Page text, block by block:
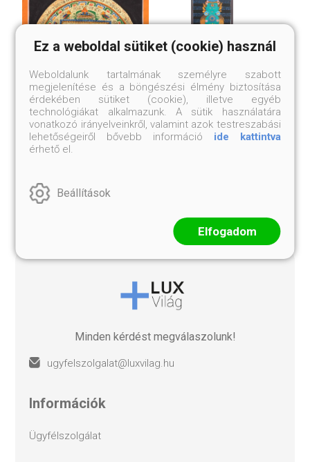
HRI MANDALA
THANGKAKÉP
HÉT FŐ CSAKRA
THANGKAKÉP
Minden kérdést megválaszolunk!
ugyfelszolgalat@luxvilag.hu
információk
ügyfélszolgálat
Ez a weboldal sütiket (cookie) használ
Weboldalunk tartalmának személyre szabott
megjelenítése és a böngészési élmény biztosítása
érdekében sütiket (cookie), illetve egyéb
technológiákat alkalmazunk. A sütik használatára
vonatkozó irányelveinkről, valamint azok testreszabási
lehetőségeiről bővebb információ ide kattintva
érhető el.
Beállítások
Elfogadom